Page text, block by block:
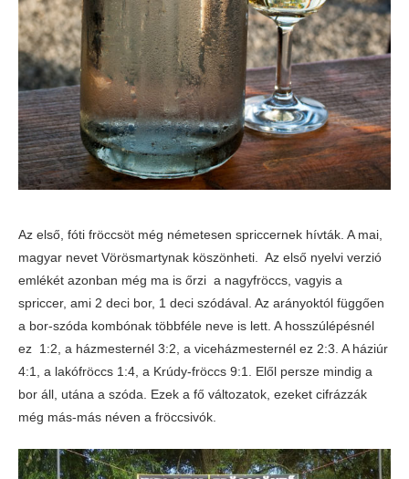
Az első, fóti fröccsöt még németesen spriccernek hívták. A mai,
magyar nevet Vörösmartynak köszönheti. Az első nyelvi verzió
emlékét azonban még ma is őrzi a nagyfröccs, vagyis a
spriccer, ami 2 deci bor, 1 deci szódával. Az arányoktól függően
a bor-szóda kombónak többféle neve is lett. A hosszúlépésnél
ez 1:2, a házmesternél 3:2, a viceházmesternél ez 2:3. A háziúr
4:1, a lakófröccs 1:4, a Krúdy-fröccs 9:1. Elől persze mindig a
bor áll, utána a szóda. Ezek a fő változatok, ezeket cifrázzák
még más-más néven a fröccsivók.